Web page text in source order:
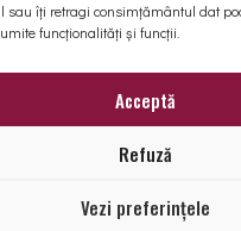
sau îți retragi consimțământul dat
funcționalități și funcții.
Acceptă
Refuză
Vezi preferințele